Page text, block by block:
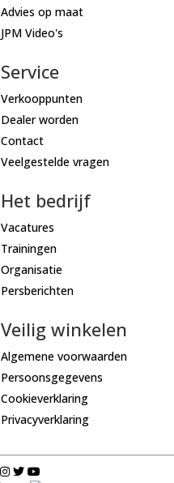
Advies op maat
JPM Video's
Service
Verkooppunten
Dealer worden
Contact
Veelgestelde vragen
Het bedrijf
Vacatures
Trainingen
Organisatie
Persberichten
Veilig winkelen
Algemene voorwaarden
Persoonsgegevens
Cookieverklaring
Privacyverklaring